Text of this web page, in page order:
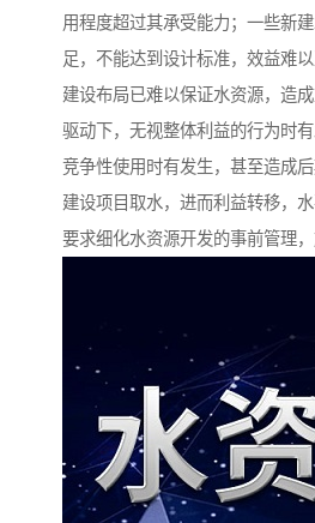
用程度超过其承受能力；一些新
足，不能达到设计标准，效益难
建设布局已难以保证水资源，造
驱动下，无视整体利益的行为时
竞争性使用时有发生，甚至造成
建设项目取水，进而利益转移，
要求细化水资源开发的事前管理